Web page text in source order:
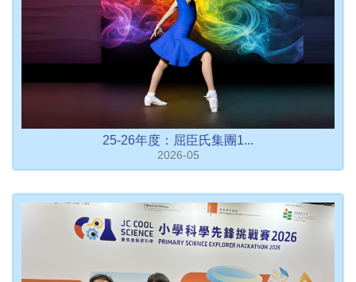
25-26年度：屈臣氏集團1...
2026-05